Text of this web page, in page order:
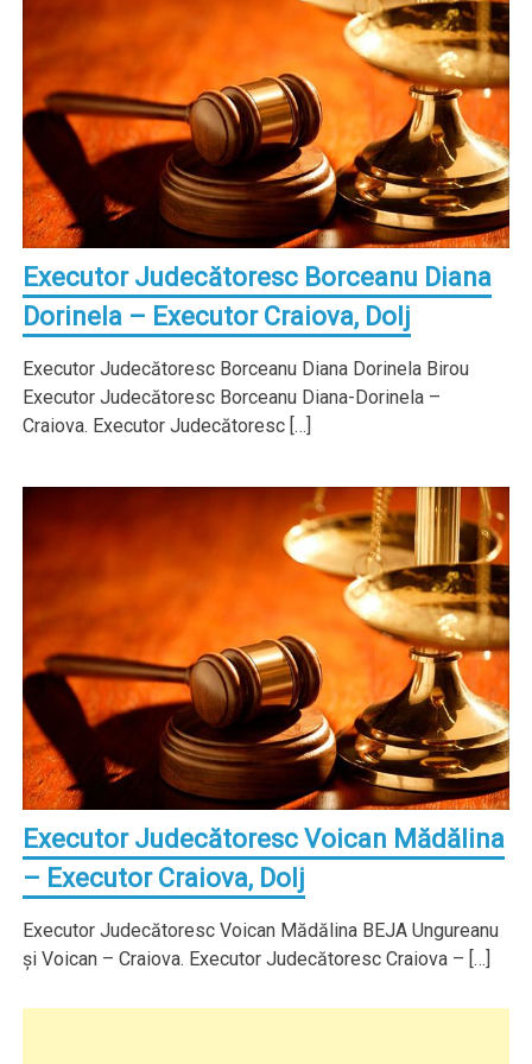
Executor Judecătoresc Borceanu Diana
Dorinela – Executor Craiova, Dolj
Executor Judecătoresc Borceanu Diana Dorinela Birou
Executor Judecătoresc Borceanu Diana-Dorinela –
Craiova. Executor Judecătoresc […]
Executor Judecătoresc Voican Mădălina
– Executor Craiova, Dolj
Executor Judecătoresc Voican Mădălina BEJA Ungureanu
şi Voican – Craiova. Executor Judecătoresc Craiova – […]